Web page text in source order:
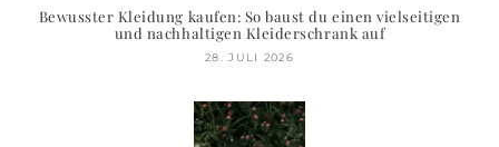
Bewusster Kleidung kaufen: So baust du einen vielseitigen
und nachhaltigen Kleiderschrank auf
28. JULI 2026